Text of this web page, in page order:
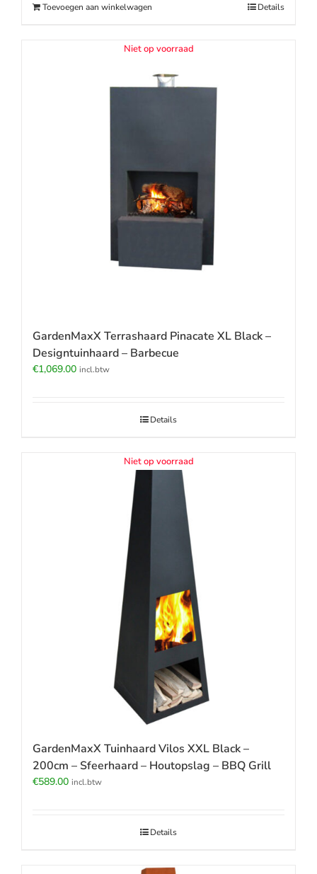
Toevoegen aan winkelwagen Details
Niet op voorraad
GardenMaxX Terrashaard Pinacate XL Black –
Designtuinhaard – Barbecue
€1,069.00 incl.btw
Details
Niet op voorraad
GardenMaxX Tuinhaard Vilos XXL Black –
200cm – Sfeerhaard – Houtopslag – BBQ Grill
€589.00 incl.btw
Details